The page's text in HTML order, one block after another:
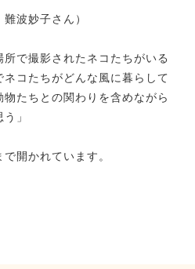
波妙子さん）
所で撮影されたネコたちがいる
コたちがどんな風に暮らして
たちとの関わりを含めながら
」
開かれています。